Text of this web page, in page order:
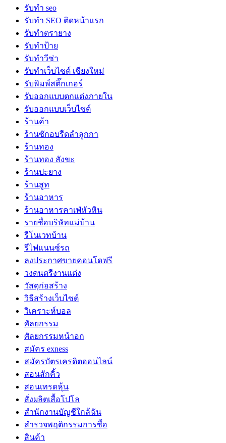
รับทำ seo
รับทำ SEO ติดหน้าแรก
รับทำตรายาง
รับทำป้าย
รับทำวีซ่า
รับทำเว็บไซต์ เชียงใหม่
รับพิมพ์สติ๊กเกอร์
รับออกแบบตกแต่งภายใน
รับออกแบบเว็บไซต์
ร้านค้า
ร้านซักอบรีดลำลูกกา
ร้านทอง
ร้านทอง สังขะ
ร้านปะยาง
ร้านสูท
ร้านอาหาร
ร้านอาหารคาเฟ่หัวหิน
รายชื่อบริษัทแม่บ้าน
รีโนเวทบ้าน
รีไฟแนนซ์รถ
ลงประกาศขายคอนโดฟรี
วงดนตรีงานแต่ง
วัสดุก่อสร้าง
วิธีสร้างเว็บไซต์
วิเคราะห์บอล
ศัลยกรรม
ศัลยกรรมหน้าอก
สมัคร exness
สมัครบัตรเครดิตออนไลน์
สอนสักคิ้ว
สอนเทรดหุ้น
สั่งผลิตเสื้อโปโล
สำนักงานบัญชีใกล้ฉัน
สำรวจพฤติกรรมการซื้อ
สินค้า